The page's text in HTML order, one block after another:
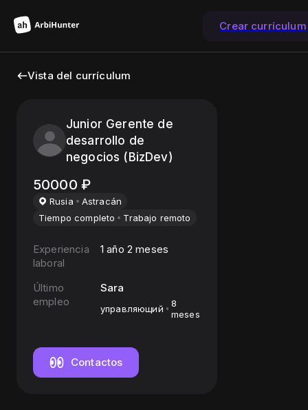
Crear currículum
Vista del currículum
Junior Gerente de
desarrollo de
negocios (BizDev)
50000 ₽
Rusia
Astracán
Tiempo completo
Trabajo remoto
Experiencia
laboral
1 año 2 meses
Último
empleo
Sara
управляющий
8
meses
Contactos